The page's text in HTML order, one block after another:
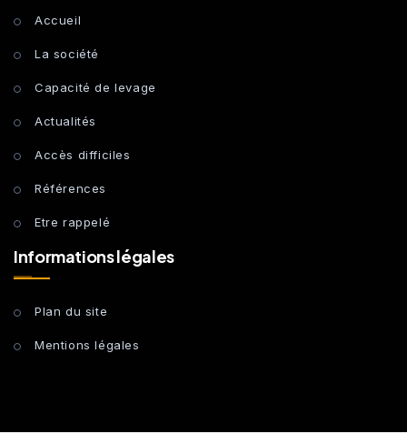
Accueil
La société
Capacité de levage
Actualités
Accès difficiles
Références
Etre rappelé
Informations légales
Plan du site
Mentions légales